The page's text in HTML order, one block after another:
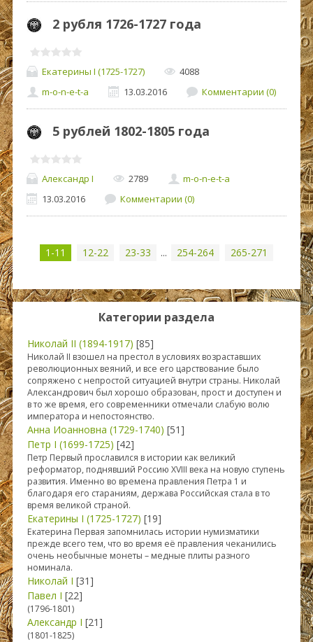
2 рубля 1726-1727 года
Екатерины I (1725-1727)
4088
m-o-n-e-t-a
13.03.2016 Комментарии (0)
5 рублей 1802-1805 года
Александр I 2789
m-o-n-e-t-a
13.03.2016
Комментарии (0)
1-11 12-22 23-33 ... 254-264 265-271
Категории раздела
Николай II (1894-1917) [85]
Николай II взошел на престол в условиях возраставших
революционных веяний, и все его царствование было
сопряжено с непростой ситуацией внутри страны. Николай
Александрович был хорошо образован, прост и доступен и
в то же время, его современники отмечали слабую волю
императора и непостоянство.
Анна Иоанновна (1729-1740) [51]
Петр I (1699-1725) [42]
Петр Первый прославился в истории как великий
реформатор, поднявший Россию XVIII века на новую ступень
развития. Именно во времена правления Петра 1 и
благодаря его стараниям, держава Российская стала в то
время великой страной.
Екатерины I (1725-1727) [19]
Екатерина Первая запомнилась истории нумизматики
прежде всего тем, что во время её правления чеканились
очень необычные монеты – медные плиты разного
номинала.
Николай I [31]
Павел I [22]
(1796-1801)
Александр I [21]
(1801-1825)